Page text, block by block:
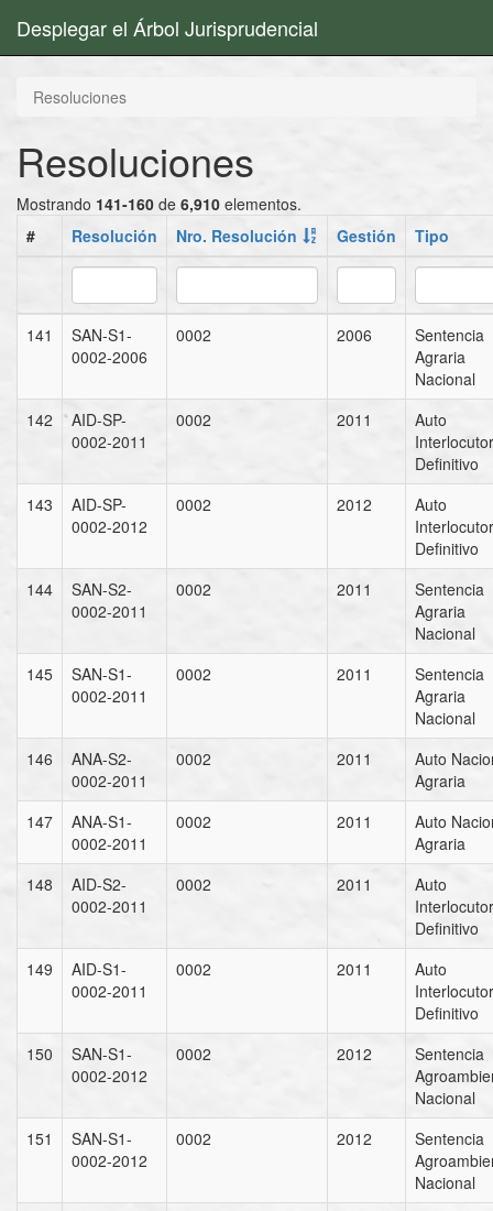
Desplegar el Árbol Jurisprudencial
Resoluciones
Resoluciones
Mostrando 141-160 de 6,910 elementos.
#
Resolución Nro. Resolución Gestión Tipo
141
SAN-S1-
0002-2006
0002 2006
Sentencia
Agraria
Nacional
142
AID-SP-
0002-2011
0002 2011
Auto
Definitivo
143
AID-SP-
0002-2012
0002 2012
Auto
Definitivo
144
SAN-S2-
0002-2011
0002 2011
Sentencia
Agraria
Nacional
145
SAN-S1-
0002-2011
0002 2011
Sentencia
Agraria
Nacional
146
ANA-S2-
0002-2011
0002 2011
Auto
Agraria
147
ANA-S1-
0002-2011
0002 2011
Auto
Agraria
148
AID-S2-
0002-2011
0002 2011
Auto
Definitivo
149
AID-S1-
0002-2011
0002 2011
Auto
Definitivo
150
SAN-S1-
0002-2012
0002 2012
Sentencia
Nacional
151
SAN-S1-
0002-2012
0002 2012
Sentencia
Nacional